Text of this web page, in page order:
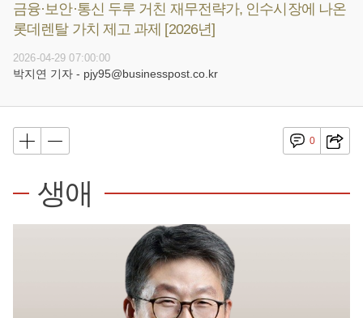
금융·보안·통신 두루 거친 재무전략가, 인수시장에 나온
롯데렌탈 가치 제고 과제 [2026년]
2026-04-29 07:00:00
박지연 기자 - pjy95@businesspost.co.kr
0
생애